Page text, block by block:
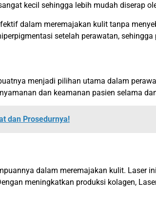
kecil sehingga lebih mudah diserap
dalam meremajakan kulit tanpa
setelah perawatan,
menjadi pilihan utama dalam
dan keamanan pasien selama
dan Prosedurnya!
dalam meremajakan kulit. Laser
meningkatkan produksi kolagen,